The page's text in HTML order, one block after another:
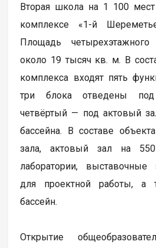
Вторая школа на 1 100
комплексе «1-й
Площадь четырехэтажного
около 19 тысяч кв. м. В
комплекса входят пять
три блока отведены
четвёртый — под актовый
бассейна. В составе
зала, актовый зал на 550
лаборатории, выставочные
для проектной работы, а
бассейн.
Открытие